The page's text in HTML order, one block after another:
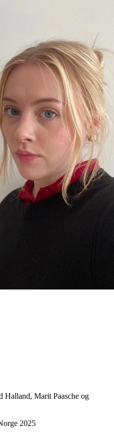
Halland, Marit Paasche og
2025